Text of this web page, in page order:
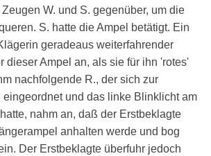
W. und S. gegenüber, um die
S. hatte die Ampel betätigt. Ein
geradeaus weiterfahrender
dieser Ampel an, als sie für ihn 'rotes'
nachfolgende R., der sich zur
eingeordnet und das linke Blinklicht am
nahm an, daß der Erstbeklagte
anhalten werde und bog
Der Erstbeklagte überfuhr jedoch